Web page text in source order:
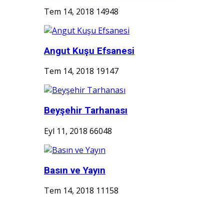
Tem 14, 2018 14948
Angut Kuşu Efsanesi
Tem 14, 2018 19147
Beyşehir Tarhanası
Eyl 11, 2018 66048
Basın ve Yayın
Tem 14, 2018 11158